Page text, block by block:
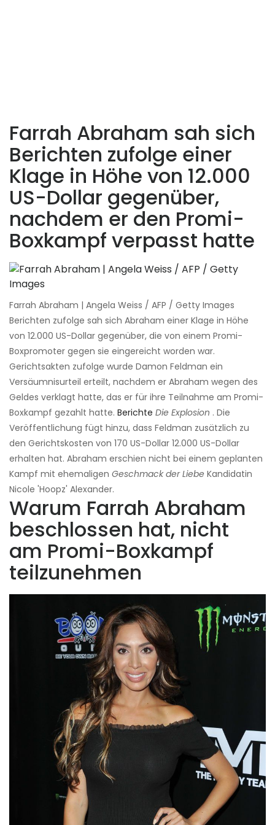
Farrah Abraham sah sich
Berichten zufolge einer
Klage in Höhe von 12.000
US-Dollar gegenüber,
nachdem er den Promi-
Boxkampf verpasst hatte
Farrah Abraham | Angela Weiss / AFP / Getty Images
Berichten zufolge sah sich Abraham einer Klage in Höhe
von 12.000 US-Dollar gegenüber, die von einem Promi-
Boxpromoter gegen sie eingereicht worden war.
Gerichtsakten zufolge wurde Damon Feldman ein
Versäumnisurteil erteilt, nachdem er Abraham wegen des
Geldes verklagt hatte, das er für ihre Teilnahme am Promi-
Boxkampf gezahlt hatte. Berichte Die Explosion . Die
Veröffentlichung fügt hinzu, dass Feldman zusätzlich zu
den Gerichtskosten von 170 US-Dollar 12.000 US-Dollar
erhalten hat. Abraham erschien nicht bei einem geplanten
Kampf mit ehemaligen Geschmack der Liebe Kandidatin
Nicole 'Hoopz' Alexander.
Warum Farrah Abraham
beschlossen hat, nicht
am Promi-Boxkampf
teilzunehmen